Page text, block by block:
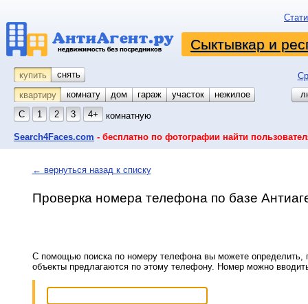
Сыктывкар и
купить снять
квартиру
комнату койко-место
дом гараж участок
нежилое
С
1 2 3 4+ комнатную
Search4Faces.com - бесплатно по фотографии найти
← вернуться назад к списку
Проверка номера телефона по базе
С помощью поиска по номеру телефона вы можете определить,
объекты предлагаются по этому телефону. Номер можно